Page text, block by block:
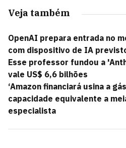
Veja também
OpenAI prepara entrada no
com dispositivo de IA
Esse professor fundou a
vale US$ 6,6 bilhões
‘Amazon financiará usina a
capacidade equivalente a
especialista